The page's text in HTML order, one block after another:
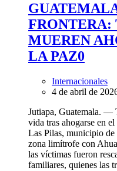
FRONTERA:
MUEREN
LA PAZ0
Internacionales
4 de abril de
Jutiapa, Guatemala. —
vida tras ahogarse en
Las Pilas, municipio de
zona limítrofe con
las víctimas fueron
familiares, quienes las